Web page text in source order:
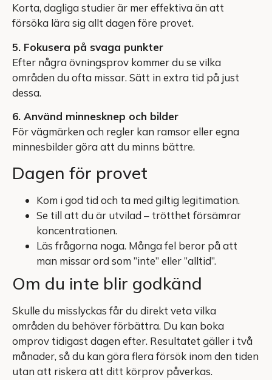
Korta, dagliga studier är mer effektiva än att
försöka lära sig allt dagen före provet.
5. Fokusera på svaga punkter
Efter några övningsprov kommer du se vilka
områden du ofta missar. Sätt in extra tid på just
dessa.
6. Använd minnesknep och bilder
För vägmärken och regler kan ramsor eller egna
minnesbilder göra att du minns bättre.
Dagen för provet
Kom i god tid och ta med giltig legitimation.
Se till att du är utvilad – trötthet försämrar
koncentrationen.
Läs frågorna noga. Många fel beror på att
man missar ord som ”inte” eller ”alltid”.
Om du inte blir godkänd
Skulle du misslyckas får du direkt veta vilka
områden du behöver förbättra. Du kan boka
omprov tidigast dagen efter. Resultatet gäller i två
månader, så du kan göra flera försök inom den tiden
utan att riskera att ditt körprov påverkas.